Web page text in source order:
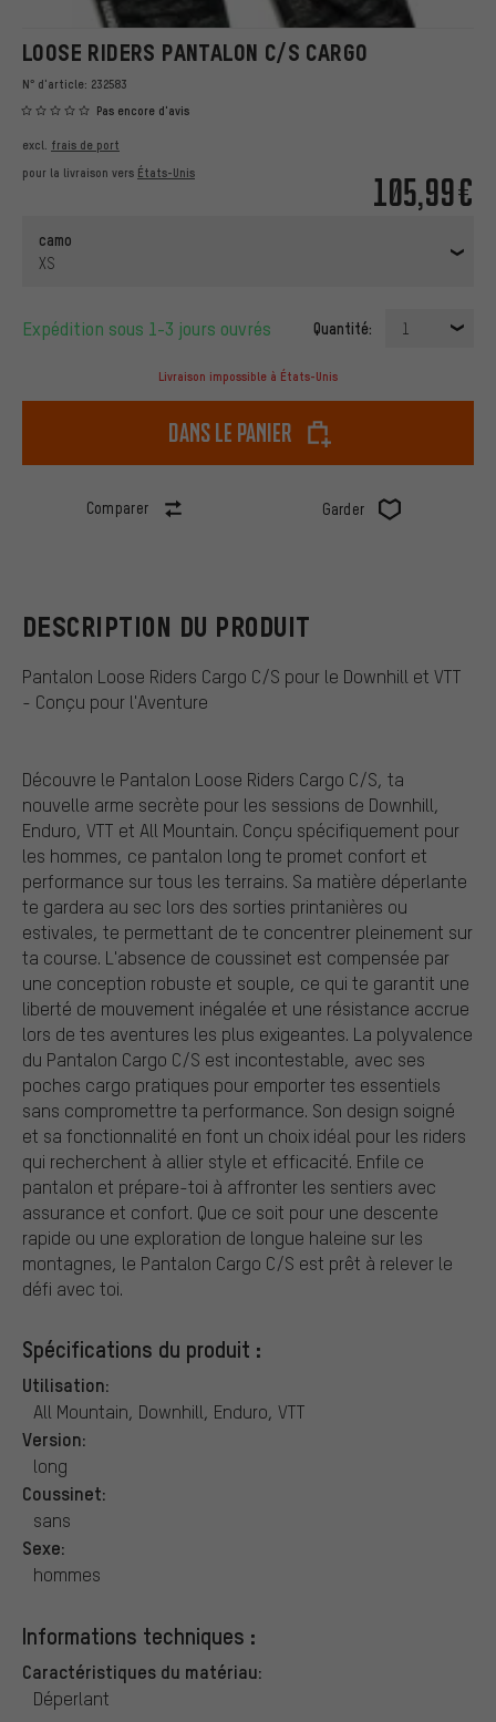
LOOSE RIDERS PANTALON C/S CARGO
N° d'article: 232583
Pas encore d'avis
105,99€
excl. frais de port
pour la livraison vers États-Unis
camo
XS
Expédition sous 1-3 jours ouvrés Quantité: 1
Livraison impossible à États-Unis
dans le panier
Comparer Garder
DESCRIPTION DU PRODUIT
Pantalon Loose Riders Cargo C/S pour le Downhill et VTT
- Conçu pour l'Aventure
Découvre le Pantalon Loose Riders Cargo C/S, ta
nouvelle arme secrète pour les sessions de Downhill,
Enduro, VTT et All Mountain. Conçu spécifiquement pour
les hommes, ce pantalon long te promet confort et
performance sur tous les terrains. Sa matière déperlante
te gardera au sec lors des sorties printanières ou
estivales, te permettant de te concentrer pleinement sur
ta course. L'absence de coussinet est compensée par
une conception robuste et souple, ce qui te garantit une
liberté de mouvement inégalée et une résistance accrue
lors de tes aventures les plus exigeantes. La polyvalence
du Pantalon Cargo C/S est incontestable, avec ses
poches cargo pratiques pour emporter tes essentiels
sans compromettre ta performance. Son design soigné
et sa fonctionnalité en font un choix idéal pour les riders
qui recherchent à allier style et efficacité. Enfile ce
pantalon et prépare-toi à affronter les sentiers avec
assurance et confort. Que ce soit pour une descente
rapide ou une exploration de longue haleine sur les
montagnes, le Pantalon Cargo C/S est prêt à relever le
défi avec toi.
Spécifications du produit :
Utilisation:
All Mountain, Downhill, Enduro, VTT
Version:
long
Coussinet:
sans
Sexe:
hommes
Informations techniques :
Caractéristiques du matériau:
Déperlant